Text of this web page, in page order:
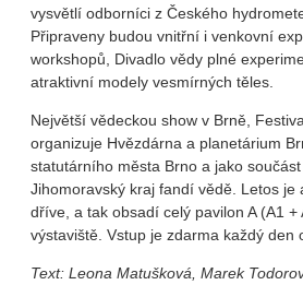
vysvětlí odborníci z Českého
Připraveny budou vnitřní i venkovní
workshopů, Divadlo vědy plné
atraktivní modely vesmírných těles.
Největší vědeckou show v Brně,
organizuje Hvězdárna a planetárium
statutárního města Brno a jako
Jihomoravský kraj fandí vědě. Letos je
dříve, a tak obsadí celý pavilon A (A1 +
výstaviště. Vstup je zdarma každý den
Text: Leona Matušková, Marek